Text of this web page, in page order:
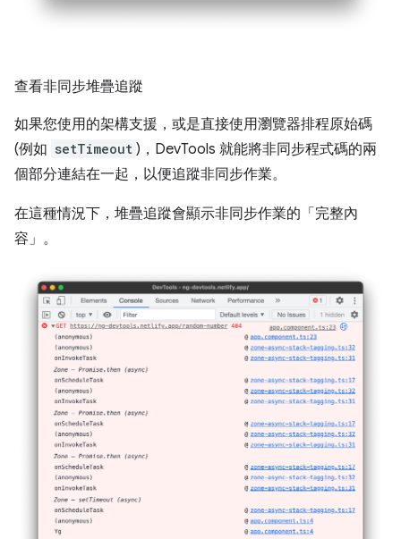
查看非同步堆疊追蹤
如果您使用的架構支援，或是直接使用瀏覽器排程原始碼
(例如 setTimeout )，DevTools 就能將非同步程式碼的兩
個部分連結在一起，以便追蹤非同步作業。
在這種情況下，堆疊追蹤會顯示非同步作業的「完整內
容」。